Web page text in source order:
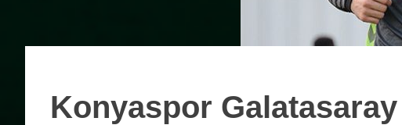
Konyaspor Galatasaray